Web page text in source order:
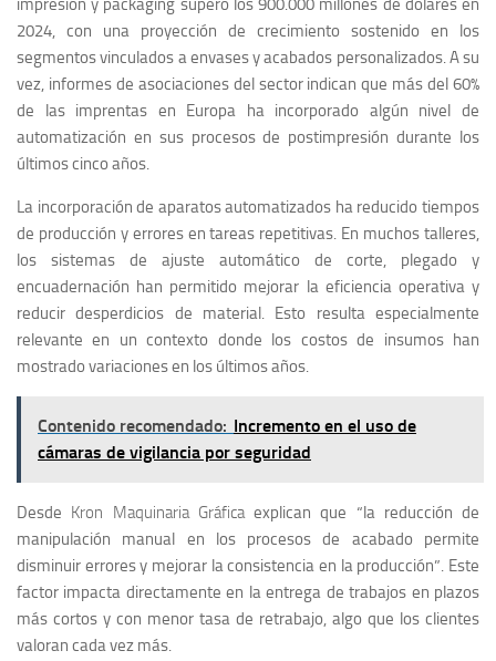
impresión y packaging superó los 900.000 millones de dólares en
2024, con una proyección de crecimiento sostenido en los
segmentos vinculados a envases y acabados personalizados. A su
vez, informes de asociaciones del sector indican que más del 60%
de las imprentas en Europa ha incorporado algún nivel de
automatización en sus procesos de postimpresión durante los
últimos cinco años.
La incorporación de aparatos automatizados ha reducido tiempos
de producción y errores en tareas repetitivas. En muchos talleres,
los sistemas de ajuste automático de corte, plegado y
encuadernación han permitido mejorar la eficiencia operativa y
reducir desperdicios de material. Esto resulta especialmente
relevante en un contexto donde los costos de insumos han
mostrado variaciones en los últimos años.
Contenido recomendado: Incremento en el uso de
cámaras de vigilancia por seguridad
Desde Kron Maquinaria Gráficaexplican que “la reducción de
manipulación manual en los procesos de acabado permite
disminuir errores y mejorar la consistencia en la producción”. Este
factor impacta directamente en la entrega de trabajos en plazos
más cortos y con menor tasa de retrabajo, algo que los clientes
valoran cada vez más.